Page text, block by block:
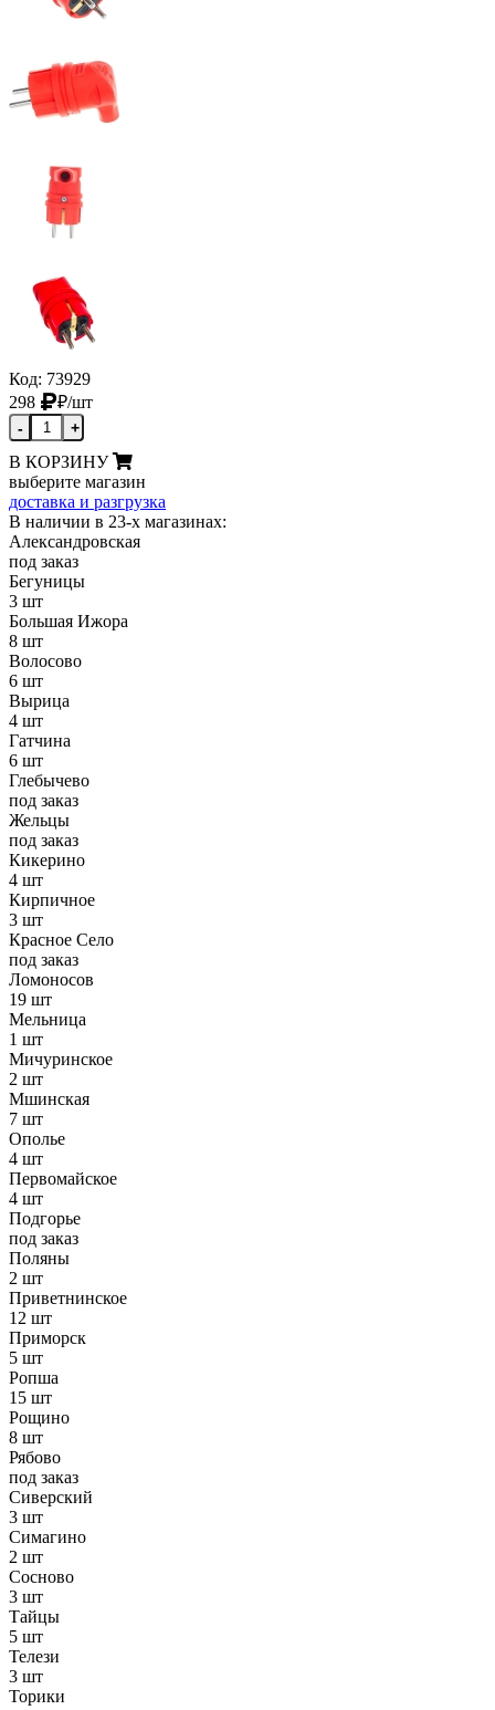
Код: 73929
298
₽/шт
- +
В КОРЗИНУ
выберите магазин
доставка и разгрузка
В наличии в 23-х магазинах:
Александровская
под заказ
Бегуницы
3 шт
Большая Ижора
8 шт
Волосово
6 шт
Вырица
4 шт
Гатчина
6 шт
Глебычево
под заказ
Жельцы
под заказ
Кикерино
4 шт
Кирпичное
3 шт
Красное Село
под заказ
Ломоносов
19 шт
Мельница
1 шт
Мичуринское
2 шт
Мшинская
7 шт
Ополье
4 шт
Первомайское
4 шт
Подгорье
под заказ
Поляны
2 шт
Приветнинское
12 шт
Приморск
5 шт
Ропша
15 шт
Рощино
8 шт
Рябово
под заказ
Сиверский
3 шт
Симагино
2 шт
Сосново
3 шт
Тайцы
5 шт
Телези
3 шт
Торики